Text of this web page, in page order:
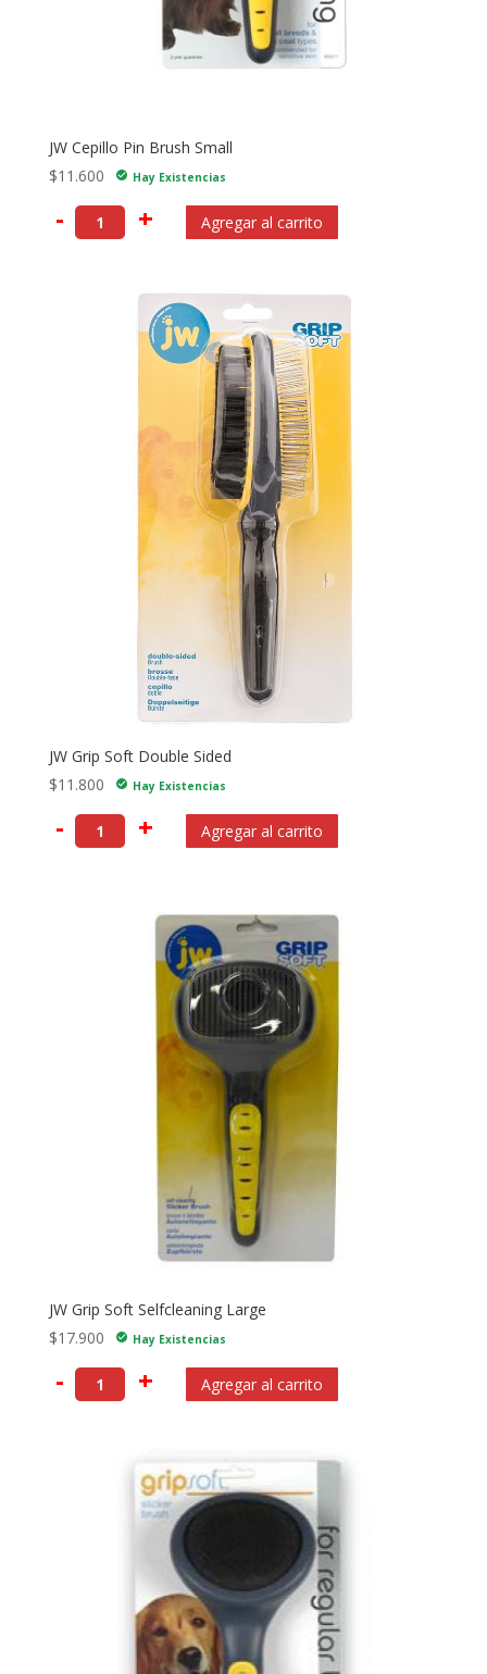
JW Cepillo Pin Brush Small
$11.600 check_circle Hay Existencias
- + Agregar al carrito
JW Grip Soft Double Sided
$11.800 check_circle Hay Existencias
- + Agregar al carrito
JW Grip Soft Selfcleaning Large
$17.900 check_circle Hay Existencias
- + Agregar al carrito